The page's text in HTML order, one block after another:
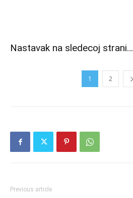
Nastavak na sledecoj strani…
1 2
Previous article